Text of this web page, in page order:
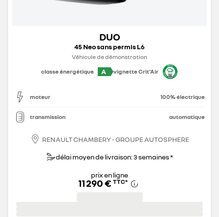
DUO
45 Neo sans permis L6
Véhicule de démonstration
classe énergétique
A vignette Crit'Air
moteur 100% électrique
transmission automatique
RENAULT CHAMBERY - GROUPE AUTOSPHERE
délai moyen de livraison: 3 semaines *
prix en ligne
11 290 € TTC*